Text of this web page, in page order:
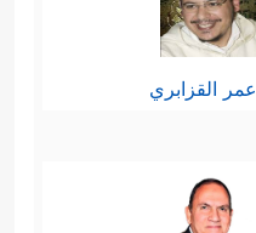
عمر القزابري